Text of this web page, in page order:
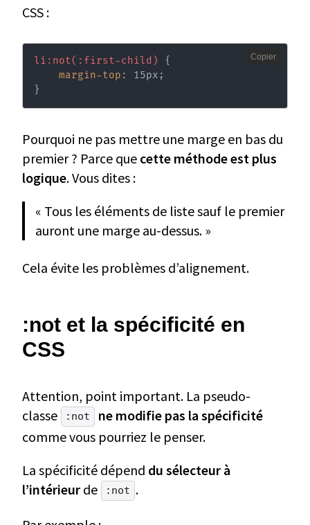
CSS :
li:not(:first-child)
{
margin-top : 15px ;
}
Copier
Pourquoi ne pas mettre une marge en bas du
premier ? Parce que cette méthode est plus
logique. Vous dites :
« Tous les éléments de liste sauf le premier
auront une marge au-dessus. »
Cela évite les problèmes d’alignement.
:not et la spécificité en
CSS
Attention, point important. La pseudo-
classe
:not
ne modifie pas la spécificité
comme vous pourriez le penser.
La spécificité dépend du sélecteur à
l’intérieur de :not .